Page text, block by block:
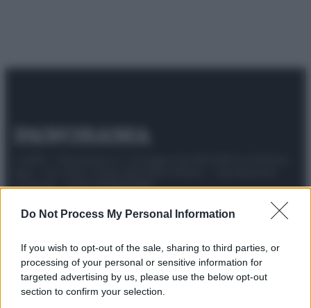
Do Not Process My Personal Information
If you wish to opt-out of the sale, sharing to third parties, or
processing of your personal or sensitive information for
targeted advertising by us, please use the below opt-out
section to confirm your selection.
riservata – P.IVA 10518230965
Attualità Lifestyle Moda Podcast Abbonati
Preferenze PrivacyPrivacy PolicyCookie PolicyNote legali